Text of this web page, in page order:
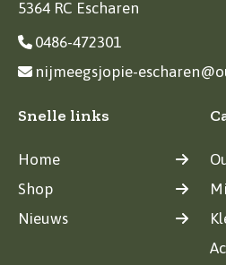
5364 RC Escharen
0486-472301
nijmeegsjopie-
Snelle links
Home
Shop
Nieuws